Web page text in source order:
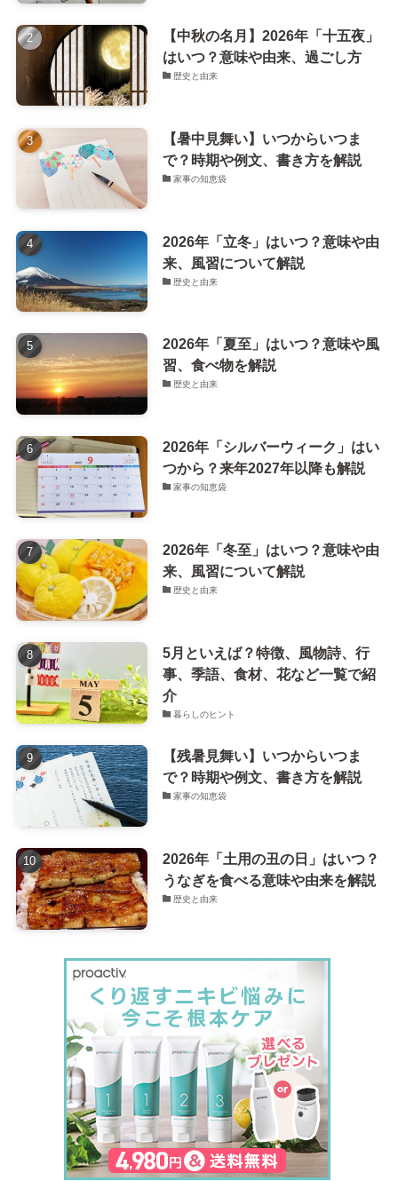
【中秋の名月】2026年「十五夜」
はいつ？意味や由来、過ごし方
歴史と由来
【暑中見舞い】いつからいつま
で？時期や例文、書き方を解説
家事の知恵袋
2026年「立冬」はいつ？意味や由
来、風習について解説
歴史と由来
2026年「夏至」はいつ？意味や風
習、食べ物を解説
歴史と由来
2026年「シルバーウィーク」はい
つから？来年2027年以降も解説
家事の知恵袋
2026年「冬至」はいつ？意味や由
来、風習について解説
歴史と由来
5月といえば？特徴、風物詩、行
事、季語、食材、花など一覧で紹
介
暮らしのヒント
【残暑見舞い】いつからいつま
で？時期や例文、書き方を解説
家事の知恵袋
2026年「土用の丑の日」はいつ？
うなぎを食べる意味や由来を解説
歴史と由来